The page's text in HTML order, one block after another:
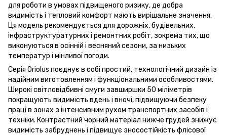
для роботи в умовах підвищеного ризику, де добра
видимість і тепловий комфорт мають вирішальне значення.
Ця модель рекомендується для дорожніх, будівельних,
інфраструктуратурних і ремонтних робіт, зокрема тих, що
виконуються в осінній і весняний сезони, за низьких
температур і мінливої погоди.
Серія Oriolus поєднує в собі простий, технологічний дизайн із
надійним виготовленням і функціональними особливостями.
Широкі світловідбивні смуги завширшки 50 міліметрів
покращують видимість вдень і вночі, підвищуючи безпеку
праці в зонах з інтенсивним рухом транспортних засобів і
техніки. Контрастний чорний матеріал нижче грудей знижує
видимість забруднень і підвищує зносостійкість флісової